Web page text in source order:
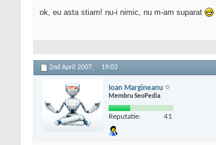
ok, eu asta stiam! nu-i nimic, nu m-am suparat
2nd April 2007, 19:03
Ioan Margineanu
Membru SeoPedia
Reputatie: 41